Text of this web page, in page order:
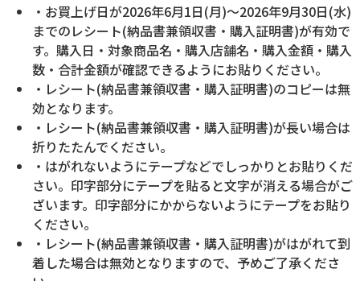
・お買上げ日が2026年6月1日(月)～2026年9月30日(水)
までのレシート(納品書兼領収書・購入証明書)が有効で
す。購入日・対象商品名・購入店舗名・購入金額・購入
数・合計金額が確認できるようにお貼りください。
・レシート(納品書兼領収書・購入証明書)のコピーは無
効となります。
・レシート(納品書兼領収書・購入証明書)が長い場合は
折りたたんでください。
・はがれないようにテープなどでしっかりとお貼りくだ
さい。印字部分にテープを貼ると文字が消える場合がご
ざいます。印字部分にかからないようにテープをお貼り
ください。
・レシート(納品書兼領収書・購入証明書)がはがれて到
着した場合は無効となりますので、予めご了承くださ